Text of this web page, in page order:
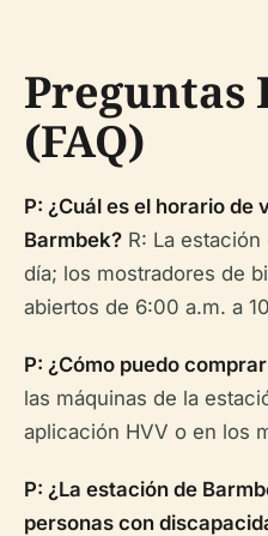
Preguntas
(FAQ)
P: ¿Cuál es el horario de
Barmbek? R: La
día; los mostradores de
abiertos de 6:00 a.m. a
P: ¿Cómo puedo
las máquinas de la
aplicación HVV o en los
P: ¿La estación de
personas con